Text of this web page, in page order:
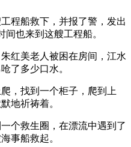
船救下，并报了警，发出
也来到这艘工程船。
美老人被困在房间，江水
了多少口水。
找到一个柜子，爬到上
地祈祷着。
救生圈，在漂流中遇到了
事船救起。